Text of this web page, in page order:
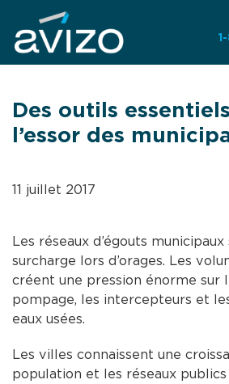
Des outils
l’essor des
11 juillet 2017
Les réseaux d’égouts
surcharge lors d’orages. Les
créent une pression énorme sur
pompage, les intercepteurs et
eaux usées.
Les villes connaissent une
population et les réseaux